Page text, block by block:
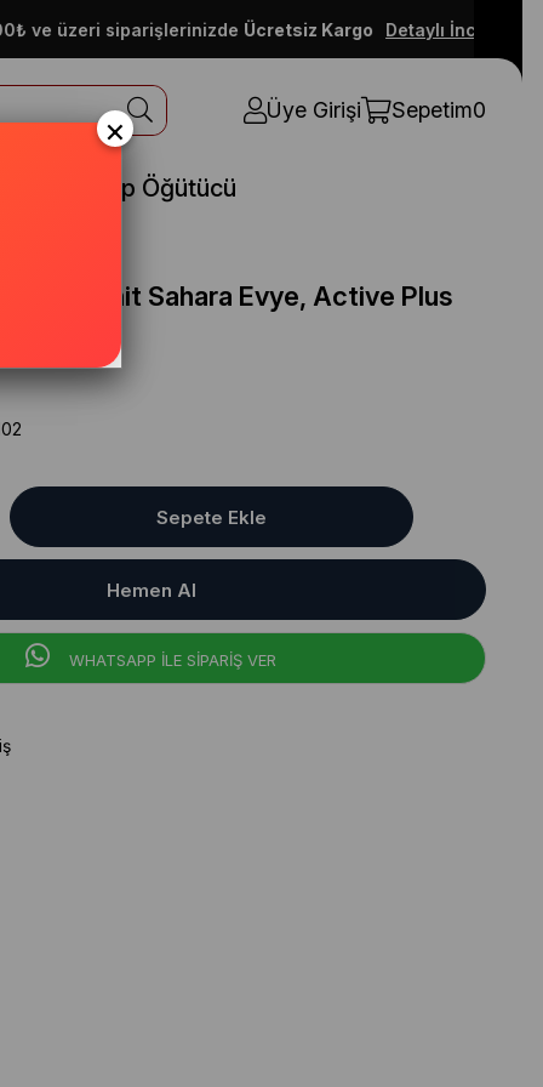
üzeri siparişlerinizdeÜcretsiz Kargo Detaylı İncele
Üye Girişi Sepetim0
Çöp Öğütücü
100 Granit Sahara Evye, Active Plus
WHATSAPP İLE SİPARİŞ VER
×